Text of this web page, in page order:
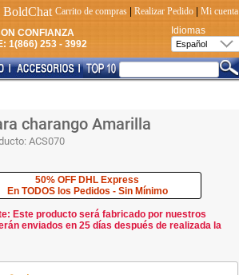
Carrito de compras Realizar Pedido
Mi cuenta
CONFIANZA
1(866) 253 - 3992
Idiomas
charango Amarilla
ACS070
50% OFF DHL Express
En TODOS los Pedidos - Sin Mínimo
Este producto será fabricado por nuestros
enviados en 25 días después de realizada la